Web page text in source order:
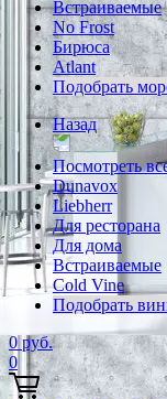
Встраиваемые
No Frost
Бирюса
Atlant
Подобрать
Назад
Посмотреть
Dunavox
Liebherr
Для ресторана
Для дома
Встраиваемые
Cold Vine
Подобрать
0 руб.
0